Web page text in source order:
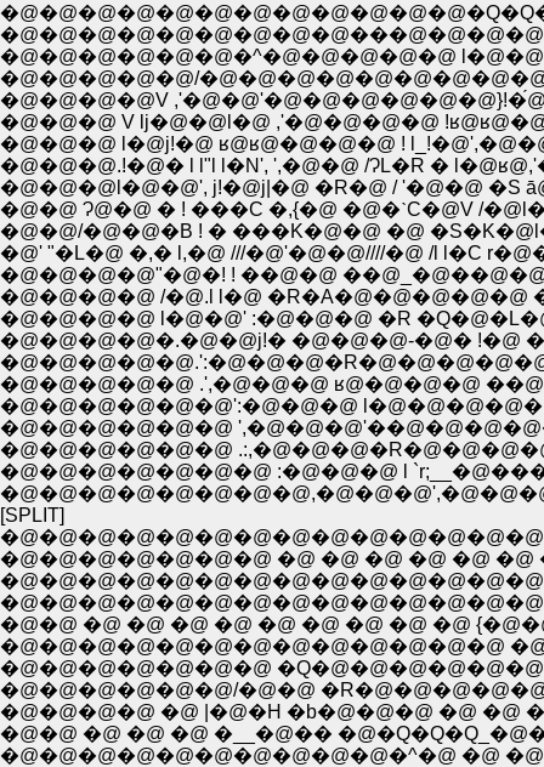
�@�@�@�@�@�@�^�@�@�@�@�@
�@�@�@�@�@/
�@�@�@�@V
�@�@�@ V lj�@�@l�@ ,'�@�@�@�@
�@�@�@ l�@j!�@ ʁ@ʁ@�@�@�@ !
�@�@�@.!�@� l l"l l�N', ',�@�@ /ɁL�R �
�@�@�@l�@�@', j!�@j|�@ �R�@ / '�@�@ �S
�@�@ Ɂ@�@ � ! ���C �,{�@ �@�ˋC�@V /
�@�@/�@�@�B ! � ���K�@�@ �@
�@' "�L�@ �,� l,�@ ///�@'�@�@////�@ /l l�C
�@�@�@�@"�@�! ! ��@�@
�@�@�@�@ /�@.l l�@
�@�@�@�@ l�@�@' :�@�@�@ �R
�@�@�@�@�.�@�@j!� �@�@�@-�@� !�@
�@�@�@�@�@ .',�@�@�@ ʁ@�@�@�@
�@�@�@�@�@�@':�@�@�@
�@�@�@�@�@�@
�@�@�@�@�@�@
�@�@�@�@�@�@�@ :�@�@�@ l
[SPLIT]
�@�@�@�@�@�@�@ �@ �@ �@ �@ �@
�@�@ �@ �@ �@ �@ �@ �@ �@ �@ �@
�@�@�@�@�@�@�@�@�@�@�@�@�@
�@�@�@�@�@�@�@
�@�@�@�@�@�@/�@�@
�@�@�@�@ �@ |�@�H �b�@�@�@ �@
�@�@ �@ �@ �@ �__�@��
�@�@�@�@�@�@�@�@�@�@�^�@ �@